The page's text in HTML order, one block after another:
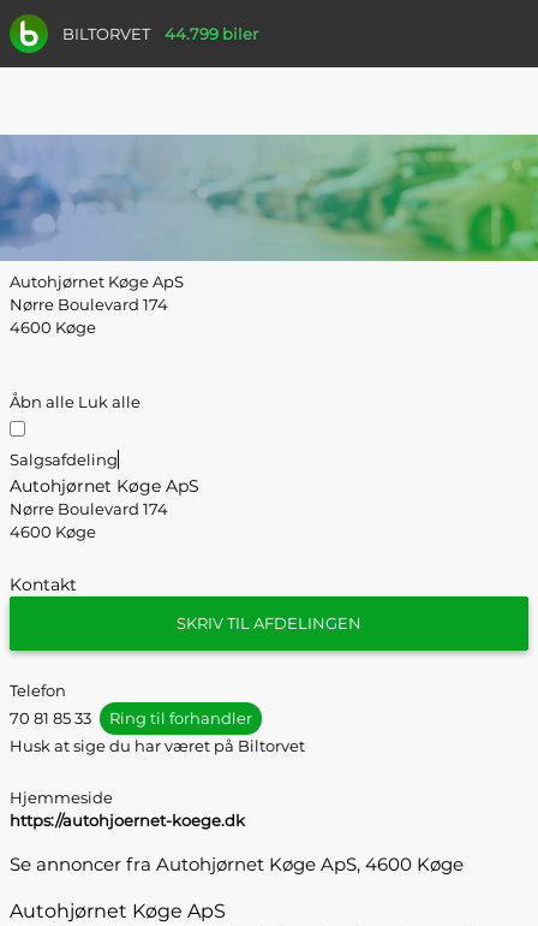
BILTORVET 44.799 biler
Autohjørnet Køge ApS
Nørre Boulevard 174
4600 Køge
Åbn alle Luk alle
Salgsafdeling
Autohjørnet Køge ApS
Nørre Boulevard 174
4600 Køge
Kontakt
SKRIV TIL AFDELINGEN
Telefon
70 81 85 33
Ring til forhandler
Husk at sige du har været på Biltorvet
Hjemmeside
https://autohjoernet-koege.dk
Se annoncer fra Autohjørnet Køge ApS, 4600 Køge
Autohjørnet Køge ApS